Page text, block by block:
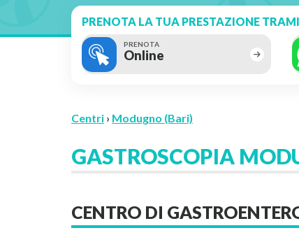
PRENOTA LA TUA PRESTAZIONE
PRENOTA
Online
Centri › Modugno (Bari)
GASTROSCOPIA
CENTRO DI